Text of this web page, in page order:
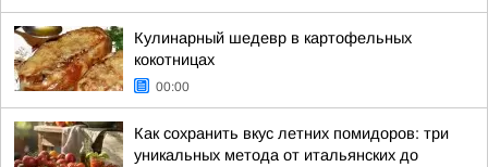
Кулинарный шедевр в картофельных
кокотницах
00:00
Как сохранить вкус летних помидоров: три
уникальных метода от итальянских до